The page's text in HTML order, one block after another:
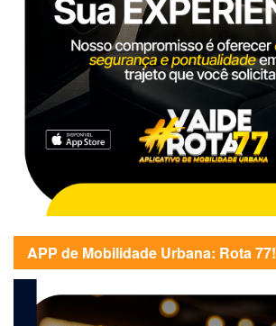
APP de Mobilidade Urbana: Rota 77!